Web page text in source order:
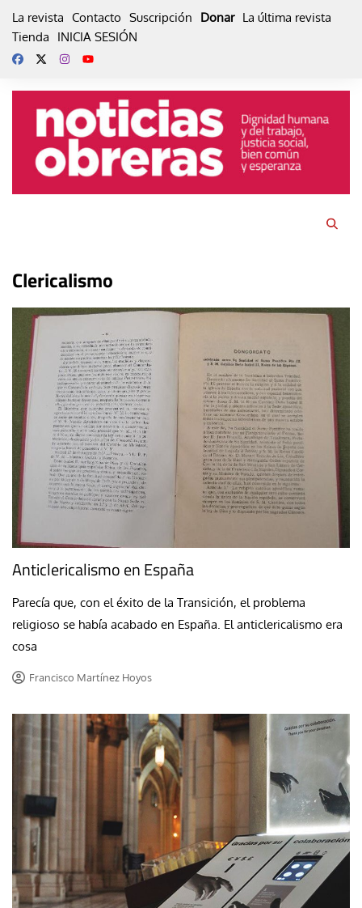
La revista Contacto Suscripción Donar La última revista
Tienda
INICIA SESIÓN
Clericalismo
Anticlericalismo en España
Parecía que, con el éxito de la Transición, el problema
religioso se había acabado en España. El anticlericalismo era
cosa
Francisco Martínez Hoyos